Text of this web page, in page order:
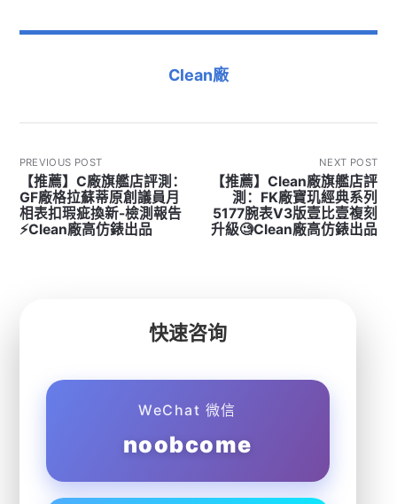
Clean廠
PREVIOUS POST
【推薦】C廠旗艦店評測：
GF廠格拉蘇蒂原創議員月
相表扣瑕疵換新-檢測報告
⚡Clean廠高仿錶出品
NEXT POST
【推薦】Clean廠旗艦店評
測：FK廠寶玑經典系列
5177腕表V3版壹比壹複刻
升級🧐Clean廠高仿錶出品
快速咨询
WeChat 微信
noobcome